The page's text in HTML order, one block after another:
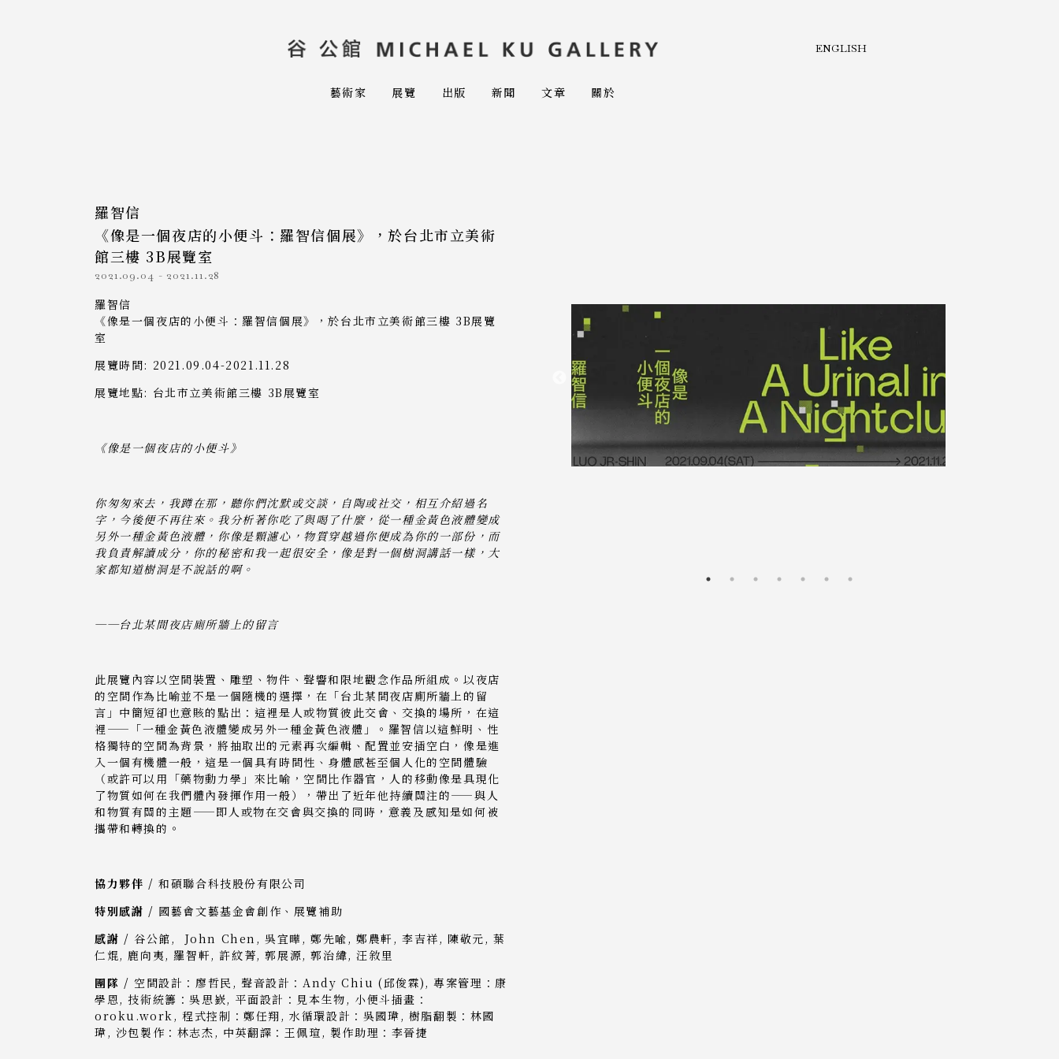
藝術家 展覽 出版 新聞 文章 關於
ENGLISH
羅智信
《像是一個夜店的小便斗：羅智信個展》，於台北市立美術
館三樓 3B展覽室
2021.09.04 - 2021.11.28
羅智信
《像是一個夜店的小便斗：羅智信個展》，於台北市立美術館三樓 3B展覽
室
展覽時間: 2021.09.04-2021.11.28
展覽地點: 台北市立美術館三樓 3B展覽室
《像是一個夜店的小便斗》
你匆匆來去，我蹲在那，聽你們沈默或交談，自陶或社交，相互介紹過名
字，今後便不再往來。我分析著你吃了與喝了什麼，從一種金黃色液體變成
另外一種金黃色液體，你像是顆濾心，物質穿越過你便成為你的一部份，而
我負責解讀成分，你的秘密和我一起很安全，像是對一個樹洞講話一樣，大
家都知道樹洞是不說話的啊。
──台北某間夜店廁所牆上的留言
此展覽內容以空間裝置、雕塑、物件、聲響和限地觀念作品所組成。以夜店
的空間作為比喻並不是一個隨機的選擇，在「台北某間夜店廁所牆上的留
言」中簡短卻也意賅的點出：這裡是人或物質彼此交會、交換的場所，在這
裡——「一種金黃色液體變成另外一種金黃色液體」。羅智信以這鮮明、性
格獨特的空間為背景，將抽取出的元素再次編輯、配置並安插空白，像是進
入一個有機體一般，這是一個具有時間性、身體感甚至個人化的空間體驗
（或許可以用「藥物動力學」來比喻，空間比作器官，人的移動像是具現化
了物質如何在我們體內發揮作用一般），帶出了近年他持續關注的——與人
和物質有關的主題——即人或物在交會與交換的同時，意義及感知是如何被
攜帶和轉換的。
協力夥伴 /和碩聯合科技股份有限公司
特別感謝 / 國藝會文藝基金會創作、展覽補助
感謝 / 谷公館, John Chen, 吳宜曄, 鄭先喩, 鄭農軒, 李吉祥, 陳敬元, 葉
仁焜, 鹿向夷, 羅智軒, 許紋菁, 郭展源, 郭治緯, 汪敘里
團隊 / 空間設計：廖哲民, 聲音設計：Andy Chiu (邱俊霖), 專案管理：康
學恩, 技術統籌：吳思嶔, 平面設計：見本生物, 小便斗插畫：
oroku.work, 程式控制：鄭任翔, 水循環設計：吳國瑋, 樹脂翻製：林國
瑋, 沙包製作：林志杰, 中英翻譯：王佩瑄, 製作助理：李晉捷